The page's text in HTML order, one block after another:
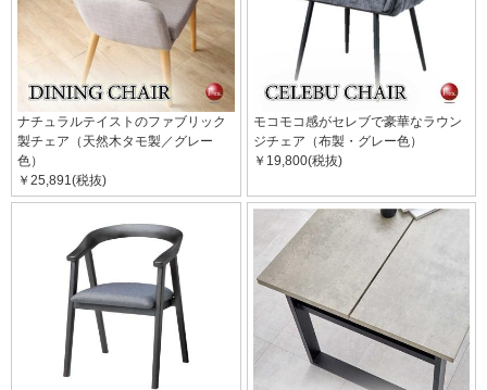
ナチュラルテイストのファブリック
製チェア（天然木タモ製／グレー
色）
￥25,891(税抜)
モコモコ感がセレブで豪華なラウン
ジチェア（布製・グレー色）
￥19,800(税抜)